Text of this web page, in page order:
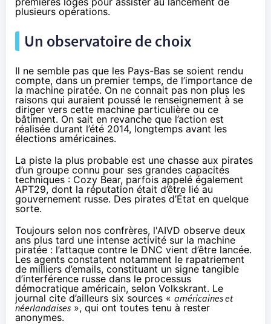
plusieurs opérations.
Un observatoire de choix
Il ne semble pas que les Pays-Bas se soient rendu
compte, dans un premier temps, de l’importance de
la machine piratée. On ne connait pas non plus les
raisons qui auraient poussé le renseignement à se
diriger vers cette machine particulière ou ce
bâtiment. On sait en revanche que l’action est
réalisée durant l’été 2014, longtemps avant les
élections américaines.
La piste la plus probable est une chasse aux pirates
d’un groupe connu pour ses grandes capacités
techniques : Cozy Bear, parfois appelé également
APT29, dont la réputation était d’être lié au
gouvernement russe. Des pirates d’État en quelque
sorte.
Toujours selon nos confrères, l'AIVD observe deux
ans plus tard une intense activité sur la machine
piratée : l’attaque contre le DNC vient d’être lancée.
Les agents constatent notamment le rapatriement
de milliers d’emails, constituant un signe tangible
d’interférence russe dans le processus
démocratique américain, selon Volkskrant. Le
journal cite d’ailleurs six sources « américaines et
néerlandaises », qui ont toutes tenu à rester
anonymes.